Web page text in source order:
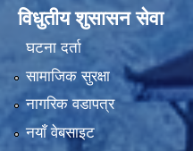
विधुतीय शुसासन सेवा
घटना दर्ता
सामाजिक सुरक्षा
नागरिक वडापत्र
नयाँ वेबसाइट